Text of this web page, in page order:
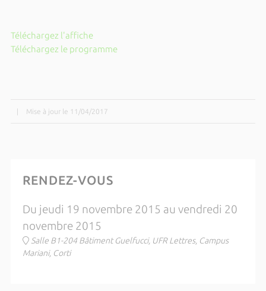
Téléchargez l'affiche
Téléchargez le programme
Mise à jour le 11/04/2017
RENDEZ-VOUS
Du jeudi 19 novembre 2015 au vendredi 20
novembre 2015
Salle B1-204 Bâtiment Guelfucci, UFR Lettres, Campus
Mariani, Corti